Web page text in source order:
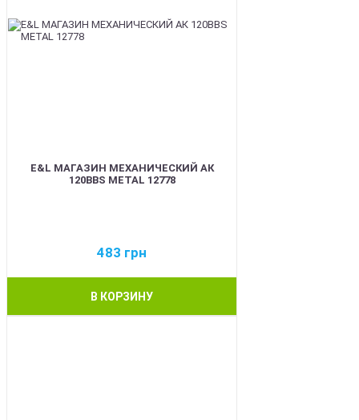
E&L МАГАЗИН МЕХАНИЧЕСКИЙ АК
120BBS METAL 12778
483 грн
В КОРЗИНУ